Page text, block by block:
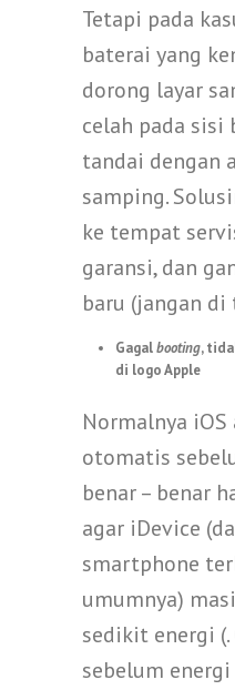
Tetapi pada
baterai yang
dorong layar
celah pada sisi
tandai dengan
samping.
ke tempat
garansi, dan
baru (jangan di
Gagalbooting,
di logo Apple
Normalnya
otomatis
benar – benar
agar iDevice
smartphone
umumnya)
sedikit energi
sebelum